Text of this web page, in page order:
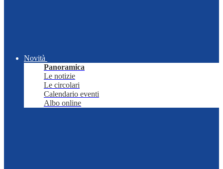
Novità
Panoramica
Le notizie
Le circolari
Calendario eventi
Albo online